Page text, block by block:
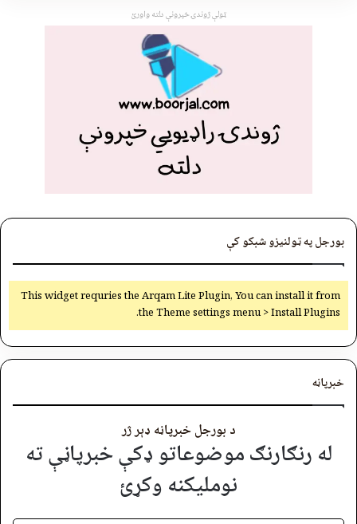
ټولې ژوندۍ خپرونې دلته واورئ
بورجل په ټولنیزو شبکو کې
This widget requries the Arqam Lite Plugin, You can install it from
the Theme settings menu > Install Plugins.
خبرپاڼه
د بورجل خبرپاڼه ډېر ژر
له رنګارنګ موضوعاتو ډکې خبرپاڼې ته
نوملیکنه وکړئ